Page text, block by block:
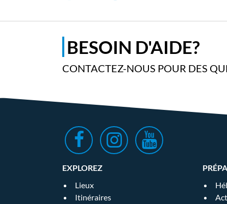
BESOIN D'AIDE?
CONTACTEZ-NOUS POUR DES
EXPLOREZ
Lieux
Itinéraires